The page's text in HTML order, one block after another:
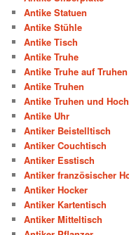
Antike Statuen
Antike Stühle
Antike Tisch
Antike Truhe
Antike Truhe auf Truhen
Antike Truhen
Antike Truhen und
Antike Uhr
Antiker Beistelltisch
Antiker Couchtisch
Antiker Esstisch
Antiker französischer
Antiker Hocker
Antiker Kartentisch
Antiker Mitteltisch